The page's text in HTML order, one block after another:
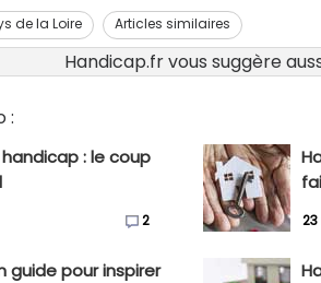
de la Loire Articles similaires
Handicap.fr vous suggère
:
: le coup
2
guide pour inspirer